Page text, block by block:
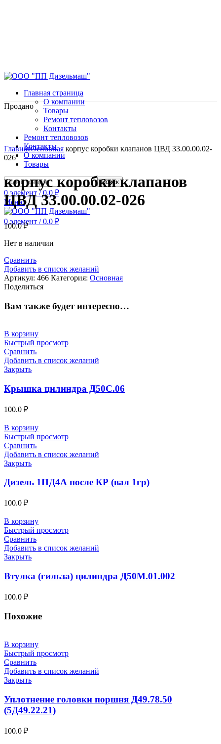
Главная страница
О компании
Товары
Ремонт тепловозов
Контакты
Ремонт тепловозов
Контакты
О компании
Товары
Поиск
0 элемент / 0.0 ₽
Меню
0элемент / 0.0 ₽
Продано
Нажмите, чтобы увеличить
ГлавнаяОсновная корпус коробки клапанов ЦВД 33.00.00.02-
026
корпус коробки клапанов
ЦВД 33.00.00.02-026
100.0₽
Нет в наличии
Сравнить
Добавить в список желаний
Артикул: 466 Категория: Основная
Поделиться
Вам также будет интересно…
В корзину
Быстрый просмотр
Сравнить
Добавить в список желаний
Закрыть
Крышка цилиндра Д50С.06
100.0 ₽
В корзину
Быстрый просмотр
Сравнить
Добавить в список желаний
Закрыть
Дизель 1ПД4А после КР (вал 1гр)
100.0 ₽
В корзину
Быстрый просмотр
Сравнить
Добавить в список желаний
Закрыть
Втулка (гильза) цилиндра Д50М.01.002
100.0 ₽
Похожие
В корзину
Быстрый просмотр
Сравнить
Добавить в список желаний
Закрыть
Уплотнение головки поршня Д49.78.50
(5Д49.22.21)
100.0 ₽